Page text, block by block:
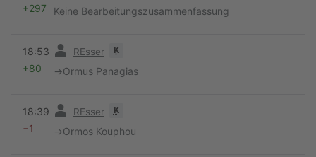
+297 Keine Bearbeitungszusammenfassung
18:53 REsser K
+80 →Ormus Panagias
18:39 REsser K
−1 →Ormos Kouphou